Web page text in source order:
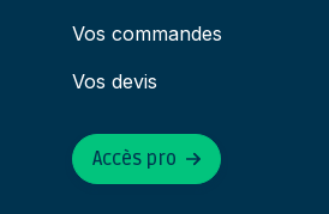
Vos commandes
Vos devis
Accès pro